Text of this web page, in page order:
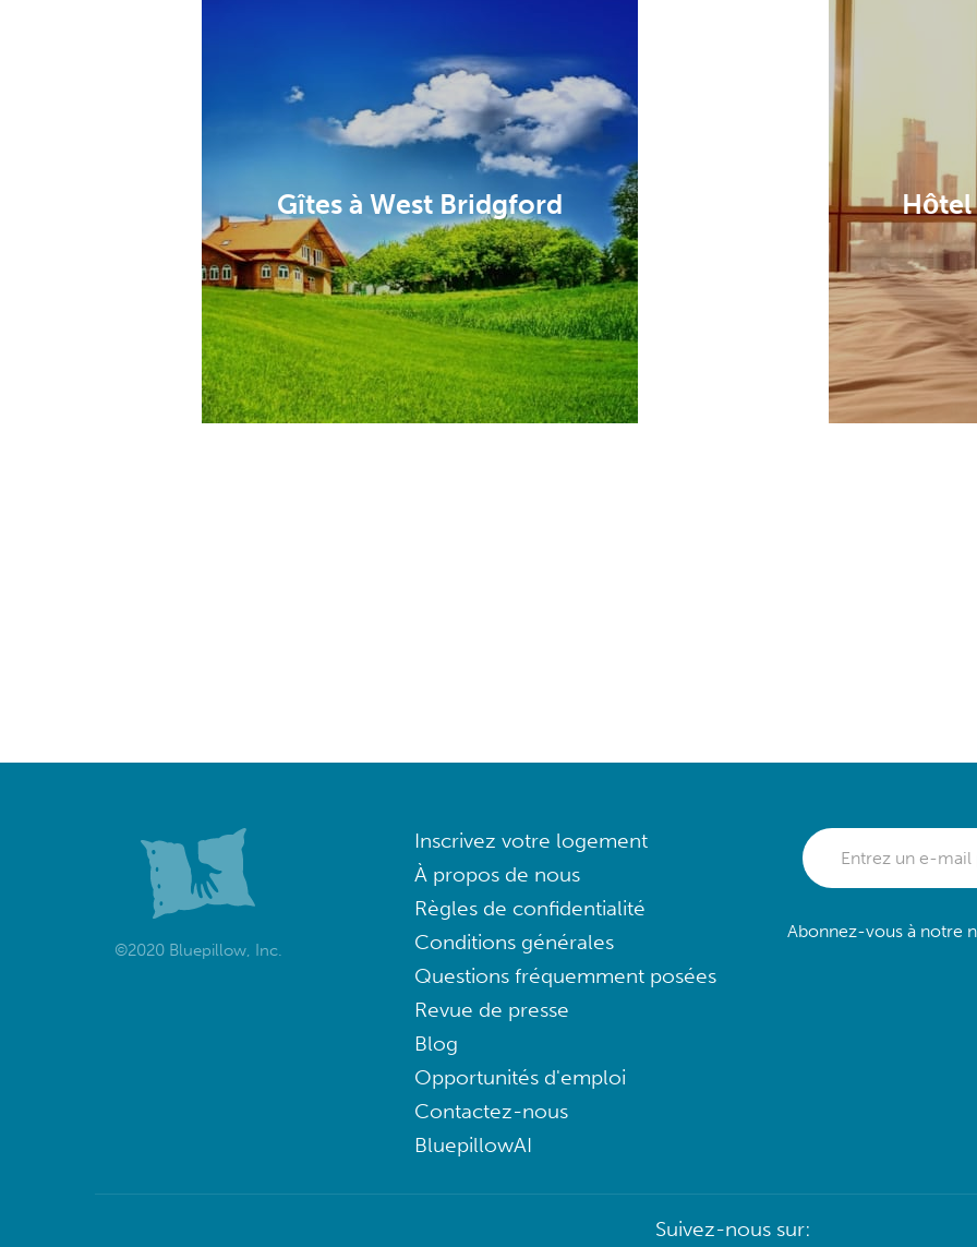
Gîtes à West Bridgford Hôtel
©2020 Bluepillow, Inc.
Inscrivez votre logement
À propos de nous
Règles de confidentialité
Conditions générales
Questions fréquemment posées
Revue de presse
Blog
Opportunités d'emploi
Contactez-nous
BluepillowAI
Abonnez-vous à notre
Suivez-nous sur: